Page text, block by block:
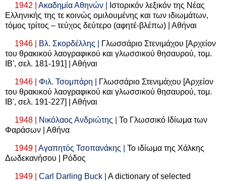
1942 | Ακαδημία Αθηνών |
Ιστορικόν λεξικόν της Νέας
Ελληνικής της τε κοινώς ομιλουμένης και των ιδιωμάτων,
τόμος τρίτος – τεύχος δεύτερο (αφητέ-βλέπω) | Αθήναι
1946 | Βλ. Σκορδέλλης |
Γλωσσάριο Στενιμάχου [Αρχείον
του θρακικού λαογραφικού και γλωσσικού θησαυρού, τομ.
ΙΒ', σελ. 181-191] | Αθήναι
1946 | Φιλ. Τσομπάρη |
Γλωσσάριο Στενιμάχου [Αρχείον
του θρακικού λαογραφικού και γλωσσικού θησαυρού, τομ.
ΙΒ', σελ. 191-227] | Αθήναι
1948 | Νικόλαος Ανδριώτης | Το Γλωσσικό Ιδίωμα των
Φαράσων | Αθήνα
1949 | Αγαπητός Τσοπανάκης | Το ιδίωμα της Χάλκης
Δωδεκανήσου | Ρόδος
1949 | Carl Darling Buck | A dictionary of selected